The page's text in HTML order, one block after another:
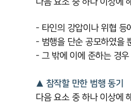
- 타인의 강압이나 위협 등
- 범행을 단순 공모하였을
- 그 밖에 이에 준하는 경우
▲ 참작할 만한 범행 동기
다음 요소 중 하나 이상에